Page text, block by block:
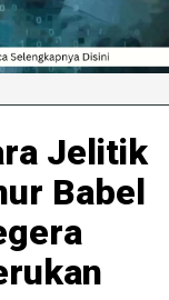
Jelitik
Babel